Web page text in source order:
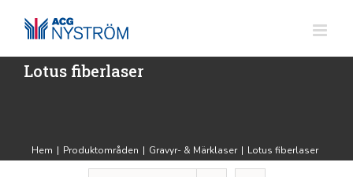
innehållet
Lotus fiberlaser
Hem | Produktområden | Gravyr- & Märklaser | Lotus fiberlaser